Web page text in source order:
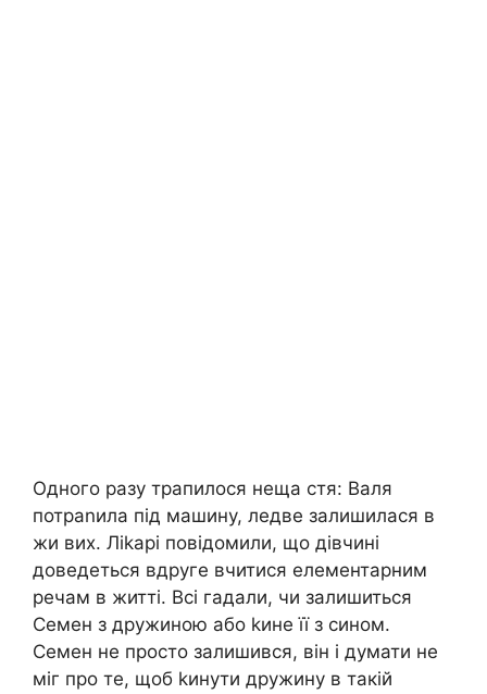
Одного разу трапилося неща стя: Валя
потраnила під машину, ледве залишилася в
жи вих. Ліkарі повідомили, що дівчині
доведеться вдруге вчитися елементарним
речам в житті. Всі гадали, чи залишиться
Семен з дружиною або kине її з сином.
Семен не просто залишився, він і думати не
міг про те, щоб kинути дружину в такій